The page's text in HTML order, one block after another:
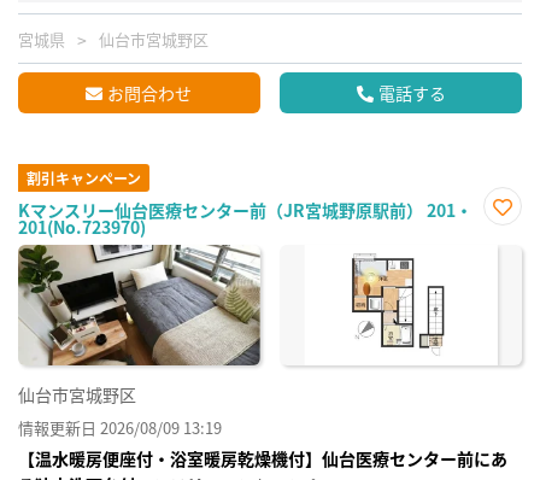
宮城県 仙台市宮城野区
お問合わせ 電話する
割引キャンペーン
Kマンスリー仙台医療センター前（JR宮城野原駅前） 201・
201(No.723970)
に入
仙台市宮城野区
情報更新日 2026/08/09 13:19
【温水暖房便座付・浴室暖房乾燥機付】仙台医療センター前にあ